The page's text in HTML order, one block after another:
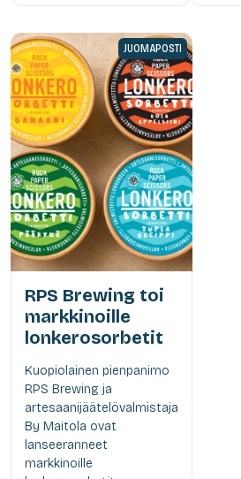
JUOMAPOSTI
RPS Brewing toi
markkinoille
lonkerosorbetit
Kuopiolainen pienpanimo
RPS Brewing ja
artesaanijäätelövalmistaja
By Maitola ovat
lanseeranneet
markkinoille